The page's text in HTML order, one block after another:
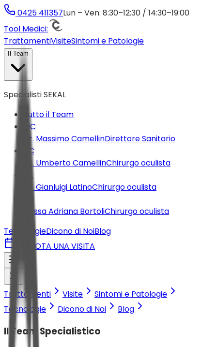
0425 411357Lun – Ven: 8:30–12:30 / 14:30–19:00
Tool Medici:
TrattamentiVisiteSintomi e Patologie
Il Team
Specialisti SEKAL
Tutto il Team
MC
Dr. Massimo CamellinDirettore Sanitario
UC
Dr. Umberto CamellinChirurgo oculista
GL
Dr. Gianluigi LatinoChirurgo oculista
Dr.ssa Adriana BortoliChirurgo oculista
TecnologieDicono di NoiBlog
PRENOTA UNA VISITA
Trattamenti Visite
Sintomi e Patologie
Tecnologie
Dicono di Noi Blog
Il Team Specialistico